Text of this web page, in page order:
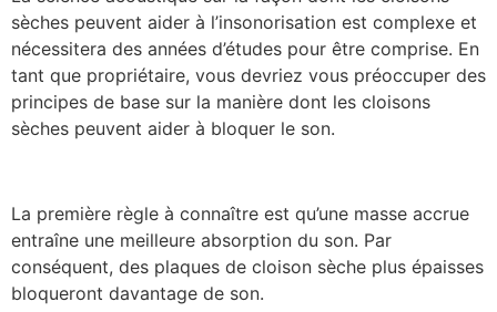
sèches peuvent aider à l’insonorisation est complexe et
nécessitera des années d’études pour être comprise. En
tant que propriétaire, vous devriez vous préoccuper des
principes de base sur la manière dont les cloisons
sèches peuvent aider à bloquer le son.
La première règle à connaître est qu’une masse accrue
entraîne une meilleure absorption du son. Par
conséquent, des plaques de cloison sèche plus épaisses
bloqueront davantage de son.